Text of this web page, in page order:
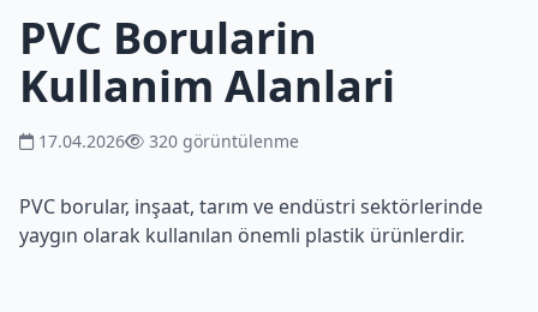
PVC Borularin
Kullanim Alanlari
17.04.2026 320 görüntülenme
PVC borular, inşaat, tarım ve endüstri sektörlerinde
yaygın olarak kullanılan önemli plastik ürünlerdir.